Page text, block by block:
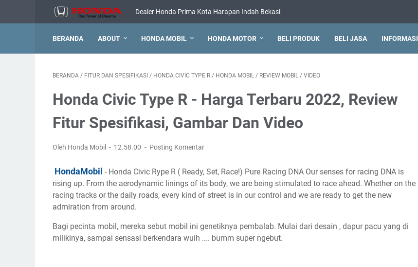
Dealer Honda Prima Kota Harapan Indah Bekasi
BERANDA ABOUT HONDA MOBIL HONDA MOTOR BELI PRODUK BELI JASA INFORMASI
BERANDA / FITUR DAN SPESIFIKASI / HONDA CIVIC TYPE R / HONDA MOBIL / REVIEW MOBIL / VIDEO
Honda Civic Type R - Harga Terbaru 2022, Review
Fitur Spesifikasi, Gambar Dan Video
Oleh Honda Mobil 12.58.00 Posting Komentar
HondaMobil - Honda Civic Rype R ( Ready, Set, Race!) Pure Racing DNA Our senses for racing DNA is
rising up. From the aerodynamic linings of its body, we are being stimulated to race ahead. Whether on the
racing tracks or the daily roads, every kind of street is in our control and we are ready to get the new
admiration from around.
Bagi pecinta mobil, mereka sebut mobil ini genetiknya pembalab. Mulai dari desain , dapur pacu yang di
milikinya, sampai sensasi berkendara wuih .... bumm super ngebut.